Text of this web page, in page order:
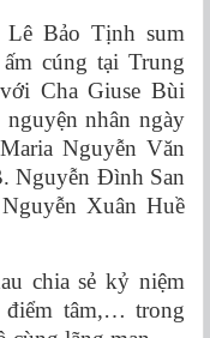
Lê Bảo Tịnh sum
cúng tại Trung
Cha Giuse Bùi
nhân ngày
Nguyễn Văn
Nguyễn Đình San
Xuân Huề
chia sẻ kỷ niệm
điểm tâm,… trong